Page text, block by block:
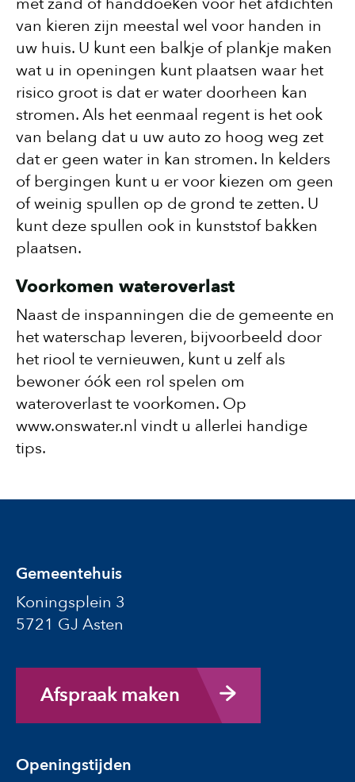
van kieren zijn meestal wel voor handen in
uw huis. U kunt een balkje of plankje maken
wat u in openingen kunt plaatsen waar het
risico groot is dat er water doorheen kan
stromen. Als het eenmaal regent is het ook
van belang dat u uw auto zo hoog weg zet
dat er geen water in kan stromen. In kelders
of bergingen kunt u er voor kiezen om geen
of weinig spullen op de grond te zetten. U
kunt deze spullen ook in kunststof bakken
plaatsen.
Voorkomen wateroverlast
Naast de inspanningen die de gemeente en
het waterschap leveren, bijvoorbeeld door
het riool te vernieuwen, kunt u zelf als
bewoner óók een rol spelen om
wateroverlast te voorkomen. Op
www.onswater.nl vindt u allerlei handige
tips.
Gemeentehuis
Koningsplein 3
5721 GJ Asten
Afspraak maken
Openingstijden